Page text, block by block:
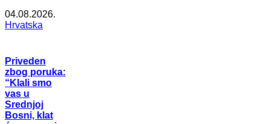
04.08.2026.
Hrvatska
Priveden
zbog poruka:
“Klali smo
vas u
Srednjoj
Bosni, klat